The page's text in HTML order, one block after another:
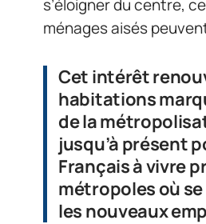
s’éloigner du centre,
ménages aisés
Cet intérêt
habitations
de la
jusqu’à présent
Français à vivre
métropoles où
les nouveaux